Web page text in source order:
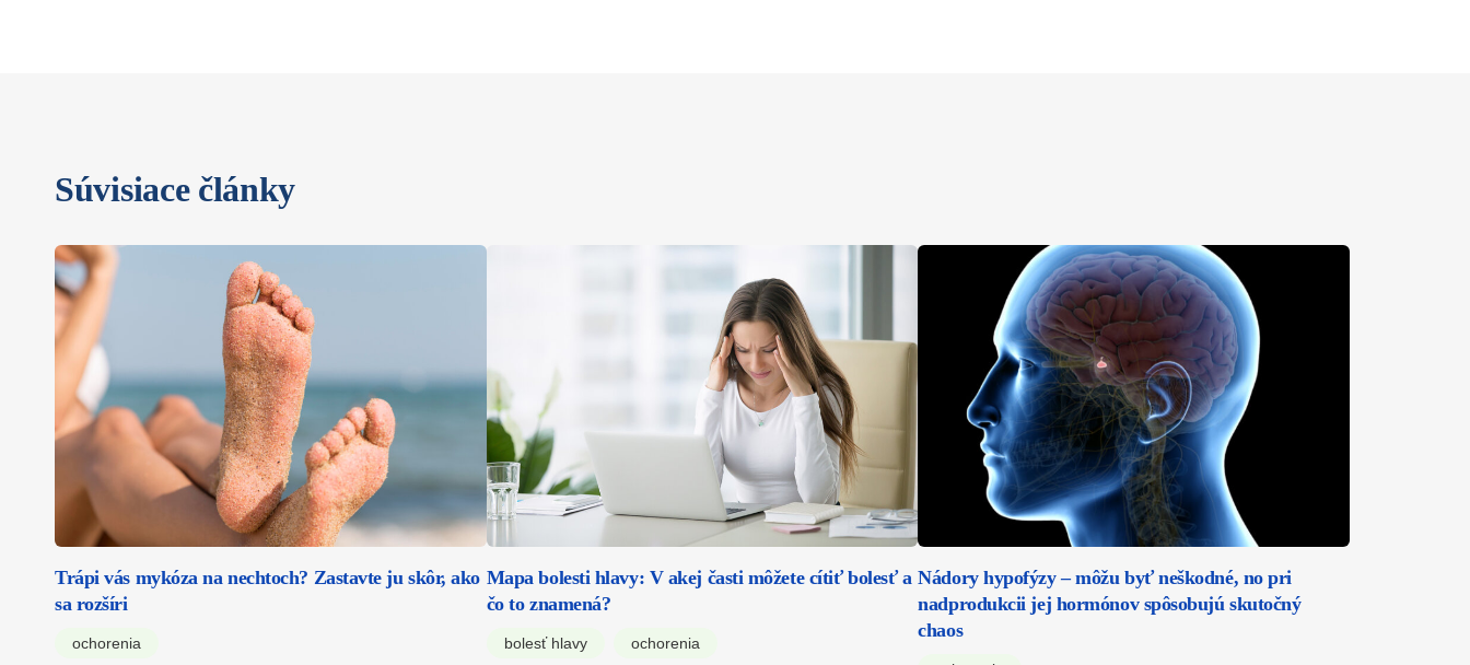
Súvisiace články
Trápi vás mykóza na nechtoch? Zastavte ju skôr, ako
sa rozšíri
ochorenia
Mapa bolesti hlavy: V akej časti môžete cítiť bolesť a
čo to znamená?
bolesť hlavy ochorenia
Nádory hypofýzy – môžu byť neškodné, no pri
nadprodukcii jej hormónov spôsobujú skutočný
chaos